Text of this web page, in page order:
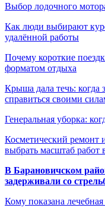
Выбор лодочного
Как люди выбирают
удалённой работы
Почему короткие
форматом отдыха
Крыша дала течь: когда
справиться своими
Генеральная уборка:
Косметический ремонт
выбрать масштаб работ
В Барановичском
задерживали со
Кому показана